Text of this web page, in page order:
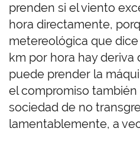
prenden si el viento
hora directamente,
metereológica que
km por hora hay deriva
puede prender la
el compromiso
sociedad de no
lamentablemente, a